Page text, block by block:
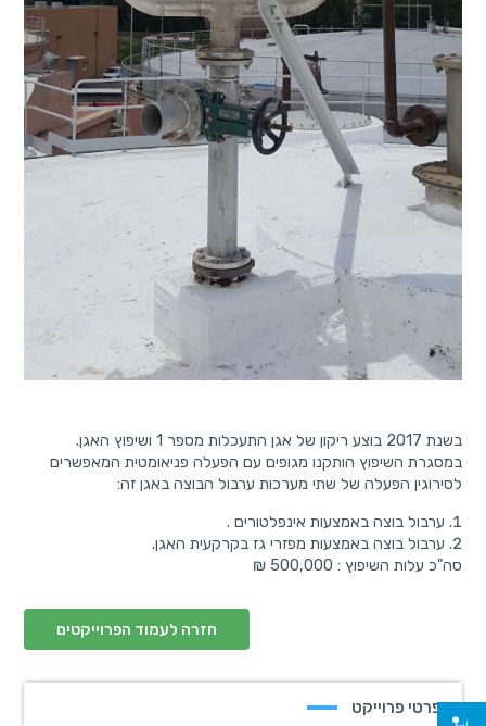
בשנת 2017 בוצע ריקון של אגן התעכלות מספר 1 ושיפוץ האגן.
במסגרת השיפוץ הותקנו מגופים עם הפעלה פניאומטית המאפשרים
לסירוגין הפעלה של שתי מערכות ערבול הבוצה באגן זה:
ערבול בוצה באמצעות אינפלטורים .
ערבול בוצה באמצעות מפזרי גז בקרקעית האגן.
סה"כ עלות השיפוץ : 500,000 ₪
חזרה לעמוד הפרוייקטים
פרטי פרוייקט